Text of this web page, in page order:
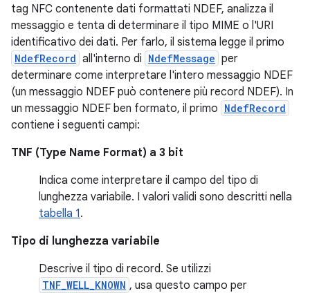
tag NFC contenente dati formattati NDEF, analizza il
messaggio e tenta di determinare il tipo MIME o l'URI
identificativo dei dati. Per farlo, il sistema legge il primo
NdefRecord all'interno di NdefMessage per
determinare come interpretare l'intero messaggio NDEF
(un messaggio NDEF può contenere più record NDEF). In
un messaggio NDEF ben formato, il primo NdefRecord
contiene i seguenti campi:
TNF (Type Name Format) a 3 bit
Indica come interpretare il campo del tipo di
lunghezza variabile. I valori validi sono descritti nella
tabella 1.
Tipo di lunghezza variabile
Descrive il tipo di record. Se utilizzi
TNF_WELL_KNOWN , usa questo campo per